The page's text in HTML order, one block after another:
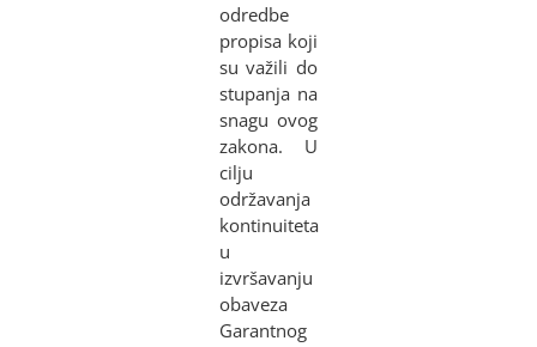
odredbe
propisa koji
su važili do
stupanja na
snagu ovog
zakona. U
cilju
održavanja
kontinuiteta
u
izvršavanju
obaveza
Garantnog